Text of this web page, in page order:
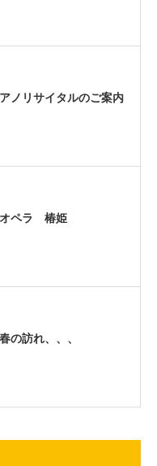
ノリサイタルのご案内
オペラ 椿姫
の訪れ、、、